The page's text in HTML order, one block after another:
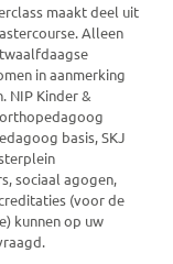
maakt deel uit
Alleen
in aanmerking
NIP Kinder &
basis, SKJ
sociaal agogen,
(voor de
kunnen op uw